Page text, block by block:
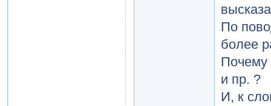
По
более
Почему
и пр. ?
И, к